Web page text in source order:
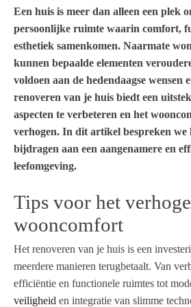
Een huis is meer dan alleen een plek
persoonlijke ruimte waarin comfort,
esthetiek samenkomen. Naarmate
kunnen bepaalde elementen
voldoen aan de hedendaagse wensen
renoveren van je huis biedt een
aspecten te verbeteren en het
verhogen. In dit artikel bespreken we
bijdragen aan een aangenamere en
leefomgeving.
Tips voor het
wooncomfort
Het renoveren van je huis is een
meerdere manieren terugbetaalt. Van
efficiëntie en functionele ruimtes tot
veiligheid en integratie van slimme